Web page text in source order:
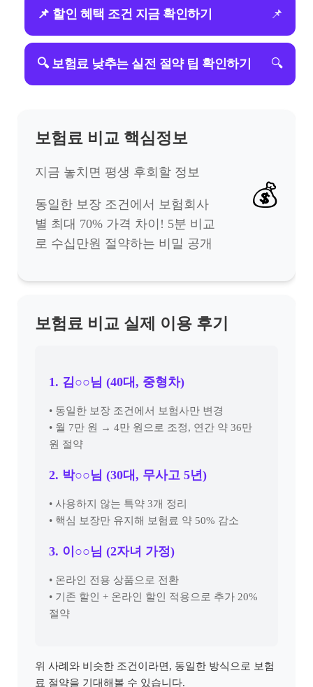
📌 할인 혜택 조건 지금 확인하기 📌
🔍 보험료 낮추는 실전 절약 팁 확인하기 🔍
보험료 비교 핵심정보
지금 놓치면 평생 후회할 정보
동일한 보장 조건에서 보험회사
별 최대 70% 가격 차이! 5분 비교
로 수십만원 절약하는 비밀 공개
💰
보험료 비교 실제 이용 후기
1. 김○○님 (40대, 중형차)
• 동일한 보장 조건에서 보험사만 변경
• 월 7만 원 → 4만 원으로 조정, 연간 약 36만
원 절약
2. 박○○님 (30대, 무사고 5년)
• 사용하지 않는 특약 3개 정리
• 핵심 보장만 유지해 보험료 약 50% 감소
3. 이○○님 (2자녀 가정)
• 온라인 전용 상품으로 전환
• 기존 할인 + 온라인 할인 적용으로 추가 20%
절약
위 사례와 비슷한 조건이라면, 동일한 방식으로 보험
료 절약을 기대해볼 수 있습니다.